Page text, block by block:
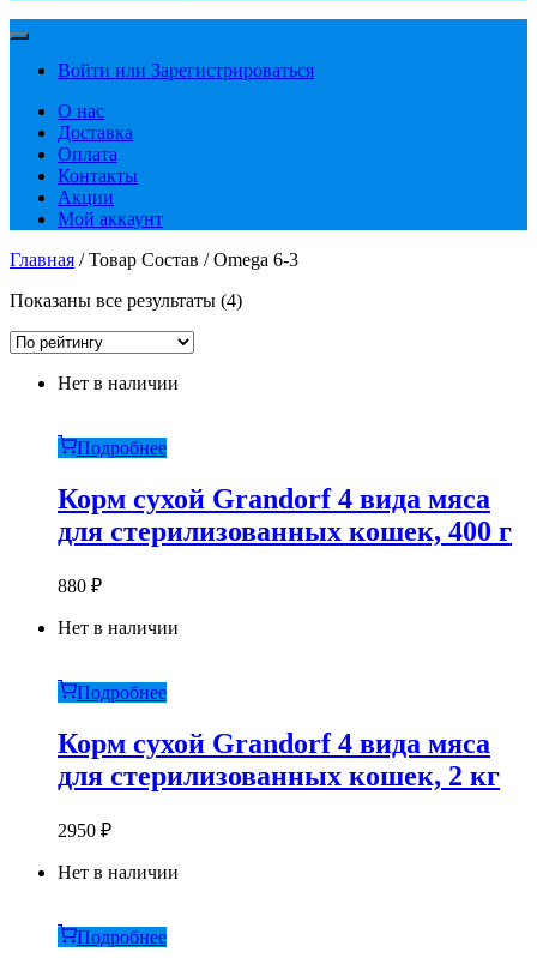
Войти или Зарегистрироваться
О нас
Доставка
Оплата
Контакты
Акции
Мой аккаунт
Главная / Товар Состав / Omega 6-3
Показаны все результаты (4)Сортировка:
Нет в наличии
Подробнее
Корм сухой Grandorf 4 вида мяса
для стерилизованных кошек, 400 г
880 ₽
Нет в наличии
Подробнее
Корм сухой Grandorf 4 вида мяса
для стерилизованных кошек, 2 кг
2950 ₽
Нет в наличии
Подробнее